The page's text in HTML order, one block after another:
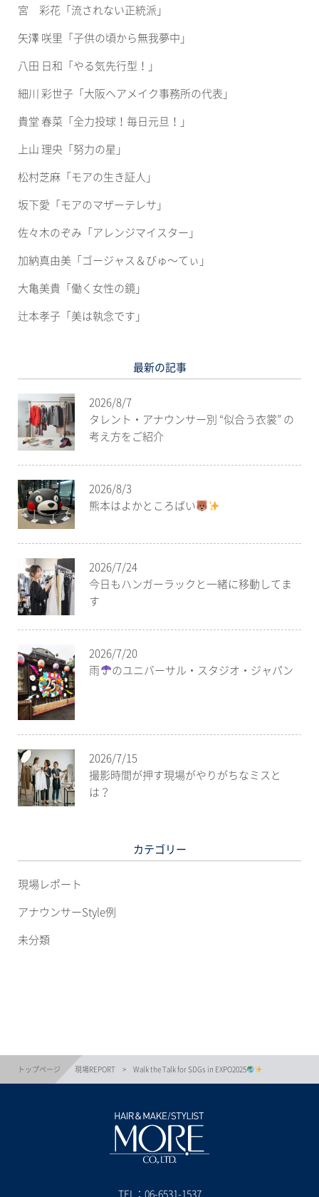
ッ
ク
て
く
さ
い
し
い
ィ
ン
き
ま
き
ま
宮 彩花「流されない正統派」
矢澤 咲里「子供の頃から無我夢中」
八田 日和「やる気先行型！」
細川 彩世子「大阪ヘアメイク事務所の代表」
貴堂 春菜「全力投球！毎日元旦！」
上山 理央「努力の星」
松村芝麻「モアの生き証人」
坂下愛「モアのマザーテレサ」
佐々木のぞみ「アレンジマイスター」
加納真由美「ゴージャス＆びゅ〜てぃ」
大亀美貴「働く女性の鏡」
辻本孝子「美は執念です」
最新の記事
2026/8/7
タレント・アナウンサー別 “似合う衣裳” の
考え方をご紹介
2026/8/3
熊本はよかところばい
2026/7/24
今日もハンガーラックと一緒に移動してま
す
2026/7/20
雨
のユニバーサル・スタジオ・ジャパン
2026/7/15
撮影時間が押す現場がやりがちなミスと
は？
カテゴリー
現場レポート
アナウンサーStyle例
未分類
トップページ 現場REPORT Walk the Talk for SDGs in EXPO2025
TEL： 06-6531-1537